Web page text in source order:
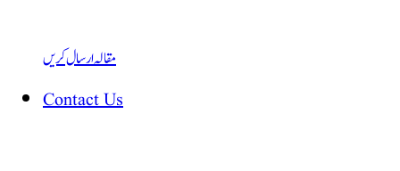
مقالہ ارسال کریں
Contact Us